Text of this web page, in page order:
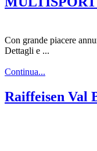
Con grande piacere
Dettagli e ...
Continua...
Raiffeisen Val